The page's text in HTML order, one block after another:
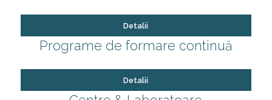
Detalii
Programe de formare continuă
Detalii